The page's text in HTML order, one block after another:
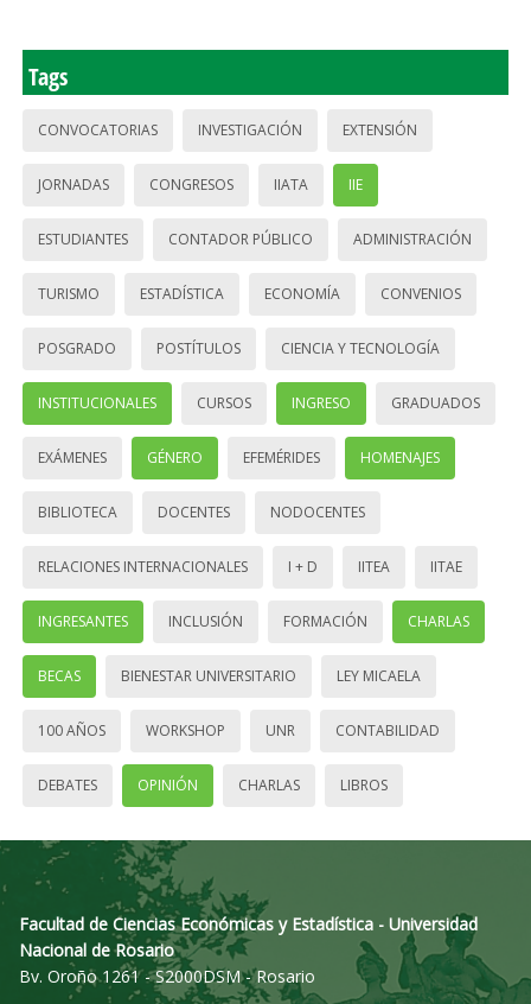
Tags
CONVOCATORIAS INVESTIGACIÓN EXTENSIÓN
JORNADAS CONGRESOS IIATA IIE
ESTUDIANTES CONTADOR PÚBLICO ADMINISTRACIÓN
TURISMO ESTADÍSTICA ECONOMÍA CONVENIOS
POSGRADO POSTÍTULOS CIENCIA Y TECNOLOGÍA
INSTITUCIONALES CURSOS INGRESO GRADUADOS
EXÁMENES GÉNERO EFEMÉRIDES HOMENAJES
BIBLIOTECA DOCENTES NODOCENTES
RELACIONES INTERNACIONALES I + D IITEA IITAE
INGRESANTES INCLUSIÓN FORMACIÓN CHARLAS
BECAS BIENESTAR UNIVERSITARIO LEY MICAELA
100 AÑOS WORKSHOP UNR CONTABILIDAD
DEBATES OPINIÓN CHARLAS LIBROS
Facultad de Ciencias Económicas y Estadística - Universidad
Nacional de Rosario
Bv. Oroño 1261 - S2000DSM - Rosario